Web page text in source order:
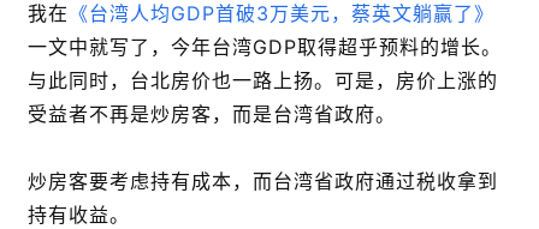
我在 《台湾人均GDP首破3万美元，蔡英文躺赢了》
一文中就写了，今年台湾GDP取得超乎预料的增长。
与此同时，台北房价也一路上扬。可是，房价上涨的
受益者不再是炒房客，而是台湾省政府。
炒房客要考虑持有成本，而台湾省政府通过税收拿到
持有收益。